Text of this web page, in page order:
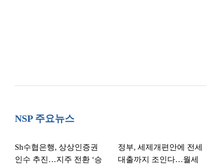
NSP 주요뉴스
Sh수협은행, 상상인증권
인수 추진…지주 전환 ‘승
정부, 세제개편안에 전세
대출까지 조인다…월세